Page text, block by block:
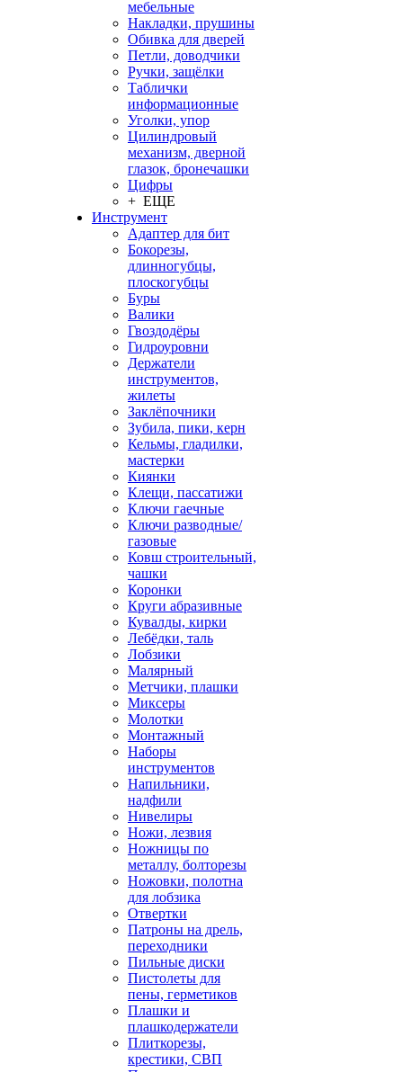
мебельные
Накладки, прушины
Обивка для дверей
Петли, доводчики
Ручки, защёлки
Таблички
информационные
Уголки, упор
Цилиндровый
механизм, дверной
глазок, бронечашки
Цифры
+ ЕЩЕ
Инструмент
Адаптер для бит
Бокорезы,
длинногубцы,
плоскогубцы
Буры
Валики
Гвоздодёры
Гидроуровни
Держатели
инструментов,
жилеты
Заклёпочники
Зубила, пики, керн
Кельмы, гладилки,
мастерки
Киянки
Клещи, пассатижи
Ключи гаечные
Ключи разводные/
газовые
Ковш строительный,
чашки
Коронки
Круги абразивные
Кувалды, кирки
Лебёдки, таль
Лобзики
Малярный
Метчики, плашки
Миксеры
Молотки
Монтажный
Наборы
инструментов
Напильники,
надфили
Нивелиры
Ножи, лезвия
Ножницы по
металлу, болторезы
Ножовки, полотна
для лобзика
Отвертки
Патроны на дрель,
переходники
Пильные диски
Пистолеты для
пены, герметиков
Плашки и
плашкодержатели
Плиткорезы,
крестики, СВП